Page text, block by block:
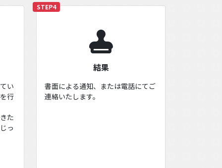
い
行
た
っ
STEP4
結果
書面による通知、または電話にてご
連絡いたします。